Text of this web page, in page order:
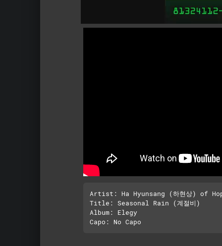
Artist: Ha Hyunsang (하현상) of
Title: Seasonal Rain (계절비)
Album: Elegy